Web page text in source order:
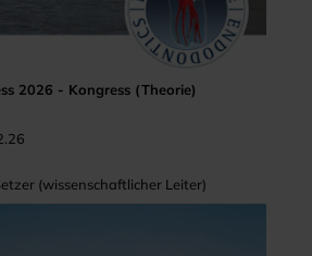
2026 - Kongress (Theorie)
(wissenschaftlicher Leiter)